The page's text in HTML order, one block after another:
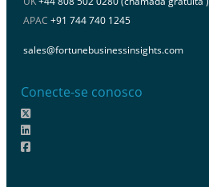
APAC +91 744 740 1245
sales@fortunebusinessinsights.com
Conecte-se conosco